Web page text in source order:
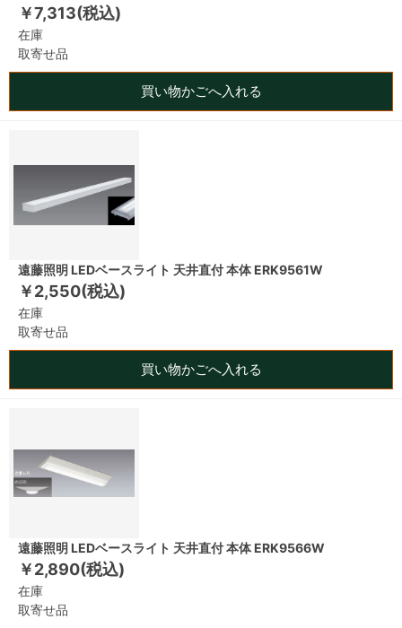
￥7,313(税込)
在庫
取寄せ品
買い物かごへ入れる
遠藤照明 LEDベースライト 天井直付 本体 ERK9561W
￥2,550(税込)
在庫
取寄せ品
買い物かごへ入れる
遠藤照明 LEDベースライト 天井直付 本体 ERK9566W
￥2,890(税込)
在庫
取寄せ品